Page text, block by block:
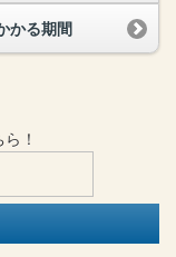
かる期間
！